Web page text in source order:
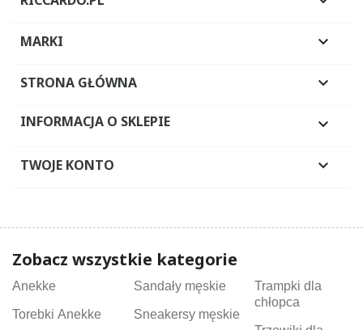
MARKI 
STRONA GŁÓWNA 
INFORMACJA O SKLEPIE 
TWOJE KONTO 
Zobacz wszystkie kategorie
Anekke
Torebki Anekke
Sandały męskie
Sneakersy męskie
Trampki dla
chłopca